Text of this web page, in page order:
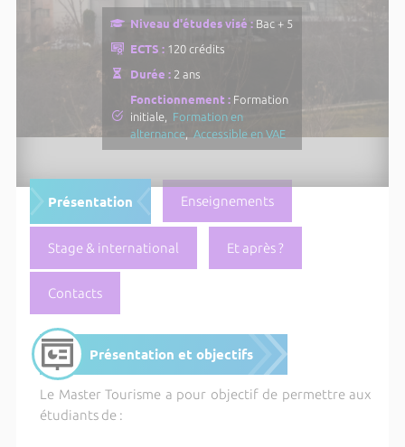
Niveau d'études visé : Bac + 5
ECTS : 120 crédits
Durée : 2 ans
Fonctionnement : Formation
initiale, Formation en
alternance
Accessible en VAE
Présentation Enseignements
Stage & international Et après ?
Contacts
Présentation et objectifs
Le Master Tourisme a pour objectif de permettre aux
étudiants de :